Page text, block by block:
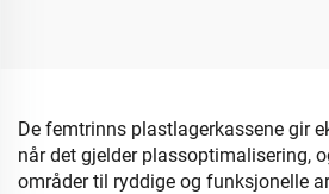
De femtrinns plastlagerkassene gir
når det gjelder plassoptimalisering,
områder til ryddige og funksjonelle